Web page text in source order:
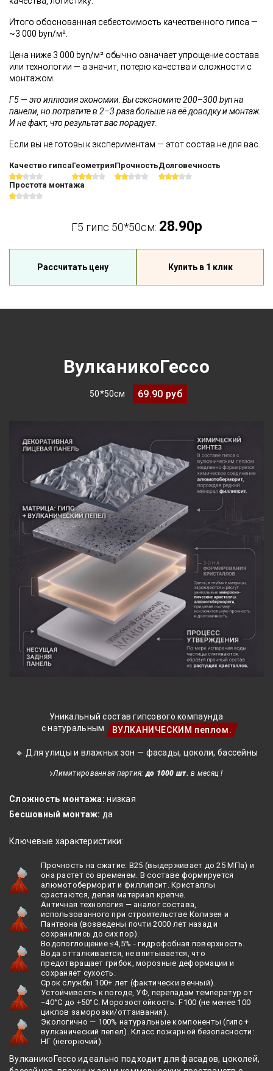
Итого обоснованная себестоимость качественного гипса —
~3 000 byn/м².
Цена ниже 3 000 byn/м² обычно означает упрощение состава
или технологии — а значит, потерю качества и сложности с
монтажом.
Г5 — это иллюзия экономии. Вы сэкономите 200–300 byn на
панели, но потратите в 2–3 раза больше на её доводку и монтаж.
И не факт, что результат вас порадует.
Если вы не готовы к экспериментам — этот состав не для вас.
Качество гипсаГеометрияПрочностьДолговечность
Простота монтажа
Г5 гипс 50*50см: 28.90р
Рассчитать цену Купить в 1 клик
ВулканикоГессо
50*50см 69.90 руб
Уникальный состав гипсового компаунда
с натуральным
ВУЛКАНИЧЕСКИМ пеплом.
🔹 Для улицы и влажных зон — фасады, цоколи, бассейны
Лимитированная партия:до 1000 шт. в месяц !
Сложность монтажа: низкая
Бесшовный монтаж: да
Ключевые характеристики:
Прочность на сжатие: B25 (выдерживает до 25 МПа) и
она растет со временем. В составе формируется
алюмотоберморит и филлипсит. Кристаллы
срастаются, делая материал крепче.
Античная технология — аналог состава,
использованного при строительстве Колизея и
Пантеона (возведены почти 2000 лет назад и
сохранились до сих пор).
Водопоглощение ≤4,5% - гидрофобная поверхность.
Вода отталкивается, не впитывается, что
предотвращает грибок, морозные деформации и
сохраняет сухость.
Срок службы 100+ лет (фактически вечный).
Устойчивость к погоде, УФ, перепадам температур от
−40°C до +50°C. Морозостойкость: F100 (не менее 100
циклов заморозки/оттаивания).
Экологично — 100% натуральные компоненты (гипс +
вулканический пепел). Класс пожарной безопасности:
НГ (негорючий).
ВулканикоГессо идеально подходит для фасадов, цоколей,